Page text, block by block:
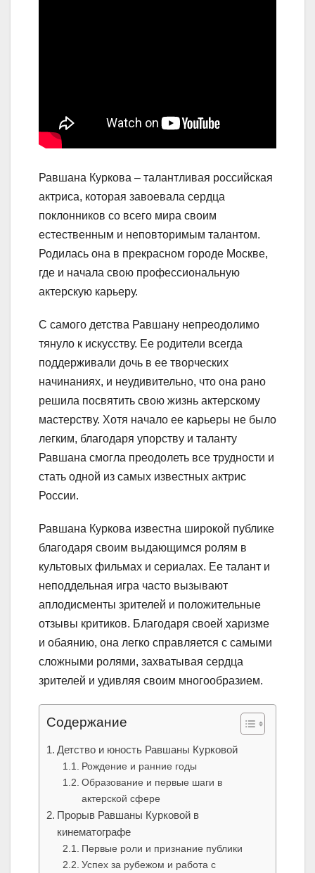
Равшана Куркова – талантливая российская
актриса, которая завоевала сердца
поклонников со всего мира своим
естественным и неповторимым талантом.
Родилась она в прекрасном городе Москве,
где и начала свою профессиональную
актерскую карьеру.
С самого детства Равшану непреодолимо
тянуло к искусству. Ее родители всегда
поддерживали дочь в ее творческих
начинаниях, и неудивительно, что она рано
решила посвятить свою жизнь актерскому
мастерству. Хотя начало ее карьеры не было
легким, благодаря упорству и таланту
Равшана смогла преодолеть все трудности и
стать одной из самых известных актрис
России.
Равшана Куркова известна широкой публике
благодаря своим выдающимся ролям в
культовых фильмах и сериалах. Ее талант и
неподдельная игра часто вызывают
аплодисменты зрителей и положительные
отзывы критиков. Благодаря своей харизме
и обаянию, она легко справляется с самыми
сложными ролями, захватывая сердца
зрителей и удивляя своим многообразием.
Содержание
Детство и юность Равшаны Курковой
Рождение и ранние годы
Образование и первые шаги в
актерской сфере
Прорыв Равшаны Курковой в
кинематографе
Первые роли и признание публики
Успех за рубежом и работа с